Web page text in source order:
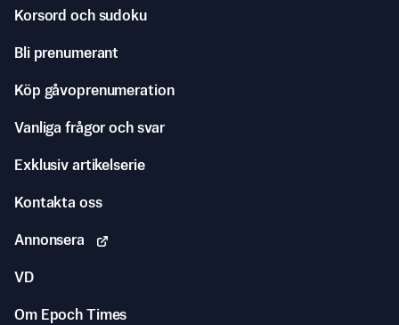
Korsord och sudoku
Bli prenumerant
Köp gåvoprenumeration
Vanliga frågor och svar
Exklusiv artikelserie
Kontakta oss
Annonsera
VD
Om Epoch Times